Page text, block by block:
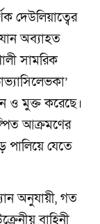
দেউলিয়াত্বের
অব্যাহত
সামরিক
ও মুক্ত করেছে।
আক্রমণের
পালিয়ে যেতে
অনুযায়ী, গত
বাহিনী